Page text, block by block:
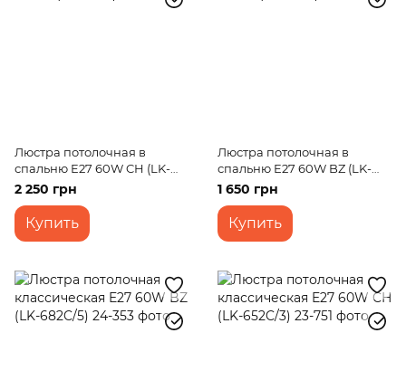
Люстра потолочная в
спальню E27 60W CH (LK-
567C/5)
2 250 грн
Купить
Люстра потолочная в
спальню E27 60W BZ (LK-
579C/3)
1 650 грн
Купить